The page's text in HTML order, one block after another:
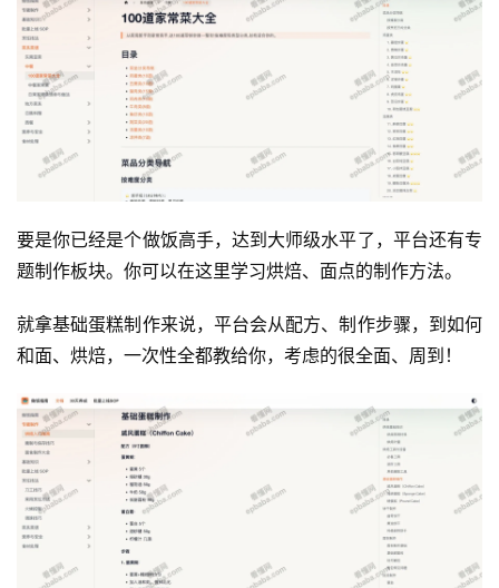
营
品
要是你已经是个做饭高手，达到大师级水平了，平台还有专
题制作板块。你可以在这里学习烘焙、面点的制作方法。
就拿基础蛋糕制作来说，平台会从配方、制作步骤，到如何
和面、烘焙，一次性全都教给你，考虑的很全面、周到！